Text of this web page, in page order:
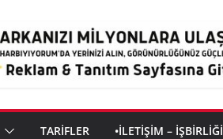
TARİFLER •İLETIŞIM – İŞBIRLIĞI